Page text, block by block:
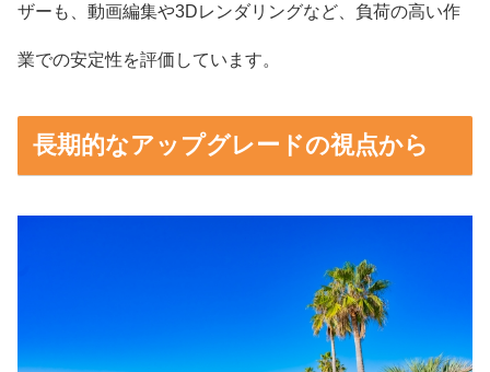
ザーも、動画編集や3Dレンダリングなど、負荷の高い作
業での安定性を評価しています。
長期的なアップグレードの視点から